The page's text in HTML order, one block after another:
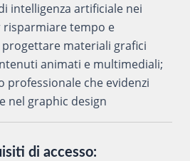
intelligenza artificiale nei
tempo e
materiali grafici
animati e multimediali;
che evidenzi
nel graphic design
di accesso: